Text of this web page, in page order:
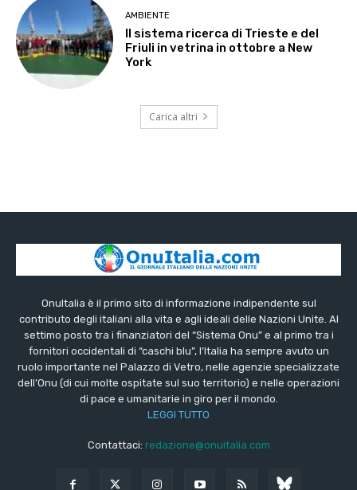
AMBIENTE
Il sistema ricerca di Trieste e del
Friuli in vetrina in ottobre a New
York
Carica altri
OnuItalia è il primo sito di informazione indipendente sul
contributo degli italiani alla vita e agli ideali delle Nazioni Unite. Al
settimo posto tra i finanziatori del “Sistema Onu” e al primo tra i
fornitori occidentali di “caschi blu”, l’Italia ha sempre avuto un
ruolo importante nel Palazzo di Vetro, nelle agenzie specializzate
dell’Onu (di cui molte ospitate sul suo territorio) e nelle operazioni
di pace e umanitarie in giro per il mondo.
LEGGI TUTTO
Contattaci: redazione@onuitalia.com